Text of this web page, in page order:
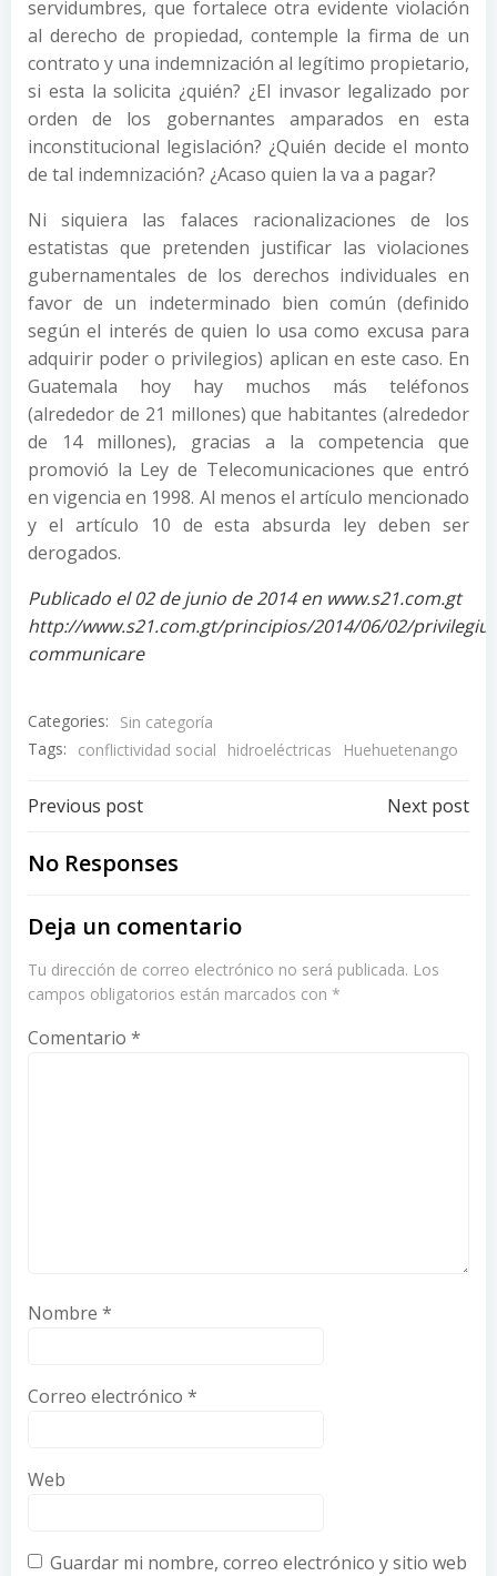
servidumbres, que fortalece otra evidente violación
al derecho de propiedad, contemple la firma de un
contrato y una indemnización al legítimo propietario,
si esta la solicita ¿quién? ¿El invasor legalizado por
orden de los gobernantes amparados en esta
inconstitucional legislación? ¿Quién decide el monto
de tal indemnización? ¿Acaso quien la va a pagar?
Ni siquiera las falaces racionalizaciones de los
estatistas que pretenden justificar las violaciones
gubernamentales de los derechos individuales en
favor de un indeterminado bien común (definido
según el interés de quien lo usa como excusa para
adquirir poder o privilegios) aplican en este caso. En
Guatemala hoy hay muchos más teléfonos
(alrededor de 21 millones) que habitantes (alrededor
de 14 millones), gracias a la competencia que
promovió la Ley de Telecomunicaciones que entró
en vigencia en 1998. Al menos el artículo mencionado
y el artículo 10 de esta absurda ley deben ser
derogados.
Publicado el 02 de junio de 2014 en www.s21.com.gt
http://www.s21.com.gt/principios/2014/06/02/
communicare
Categories:
Sin categoría
Tags:
conflictividad social hidroeléctricas Huehuetenango
Post
navigation
Previous post Next post
No Responses
Deja un comentario
Tu dirección de correo electrónico no será publicada. Los
campos obligatorios están marcados con *
Comentario *
Nombre *
Correo electrónico *
Web
Guardar mi nombre, correo electrónico y sitio web